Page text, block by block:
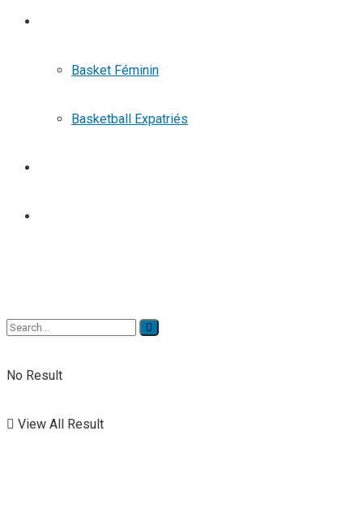
Basket Féminin
Basketball Expatriés
No Result
View All Result